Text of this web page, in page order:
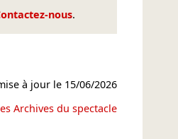
nous.
à jour le 15/06/2026
Archives du spectacle